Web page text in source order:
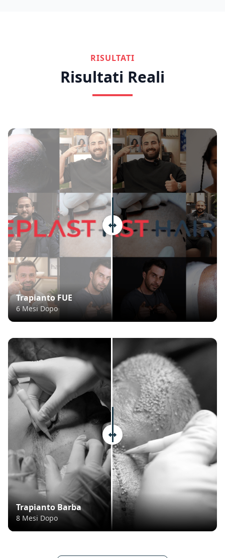
RISULTATI
Risultati Reali
Trapianto FUE
6 Mesi Dopo
Trapianto Barba
8 Mesi Dopo